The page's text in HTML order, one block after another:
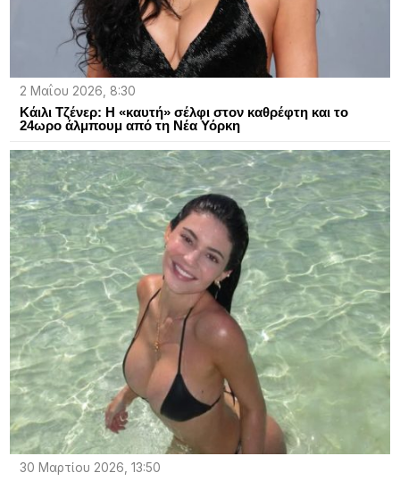
2 Μαΐου 2026, 8:30
Κάιλι Τζένερ: Η «καυτή» σέλφι στον καθρέφτη και το
24ωρο άλμπουμ από τη Νέα Υόρκη
30 Μαρτίου 2026, 13:50